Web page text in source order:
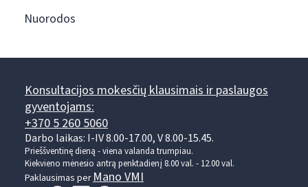
Nuorodos
Konsultacijos mokesčių klausimais ir paslaugos
gyventojams:
+370 5 260 5060
Darbo laikas: I-IV 8.00-17.00, V 8.00-15.45.
Prieššventinę dieną - viena valanda trumpiau.
Kiekvieno mėnesio antrą penktadienį 8.00 val. - 12.00 val.
Paklausimas perMano VMI